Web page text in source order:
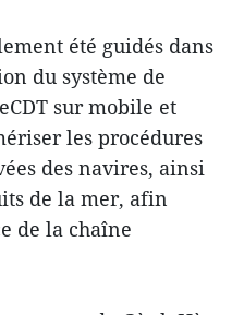
été guidés dans
du système de
sur mobile et
les procédures
des navires, ainsi
de la mer, afin
de la chaîne